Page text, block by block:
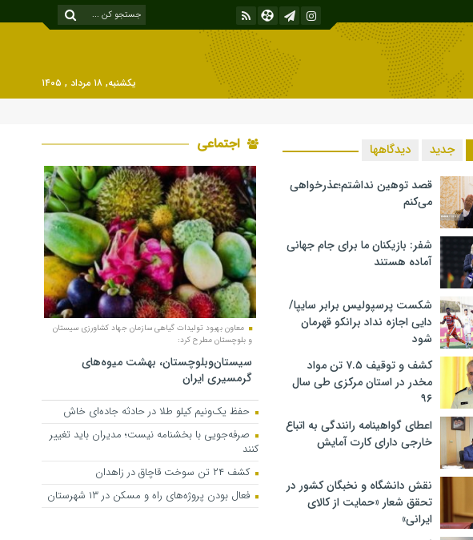
یکشنبه, ۱۸ مرداد , ۱۴۰۵
جدید دیدگاهها
قصد توهین نداشتم؛عذرخواهی
می‌کنم
شفر: بازیکنان ما برای جام جهانی
آماده هستند
شکست پرسپولیس برابر سایپا/
دایی اجازه نداد برانکو قهرمان
شود
کشف و توقیف ۷.۵ تن مواد
مخدر در استان مرکزی طی سال
۹۶
اعطای گواهینامه رانندگی به اتباع
خارجی دارای کارت آمایش
نقش دانشگاه و نخبگان کشور در
تحقق شعار «حمایت از کالای
ایرانی»
اجتماعی
معاون بهبود تولیدات گیاهی سازمان جهاد کشاورزی سیستان
و بلوچستان مطرح کرد:
سیستان‌وبلوچستان، بهشت میوه‌های
گرمسیری ایران
حفظ یک‌ونیم کیلو طلا در حادثه جاده‌ای خاش
صرفه‌جویی با بخشنامه نیست؛ مدیران باید تغییر
کنند
کشف ۲۴ تن سوخت قاچاق در زاهدان
فعال بودن پروژه‌های راه و مسکن در ۱۳ شهرستان